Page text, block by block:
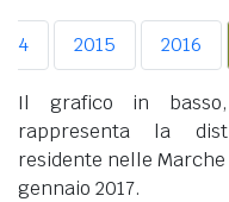
2015 2016
Il grafico in
rappresenta la
residente nelle
gennaio 2017.